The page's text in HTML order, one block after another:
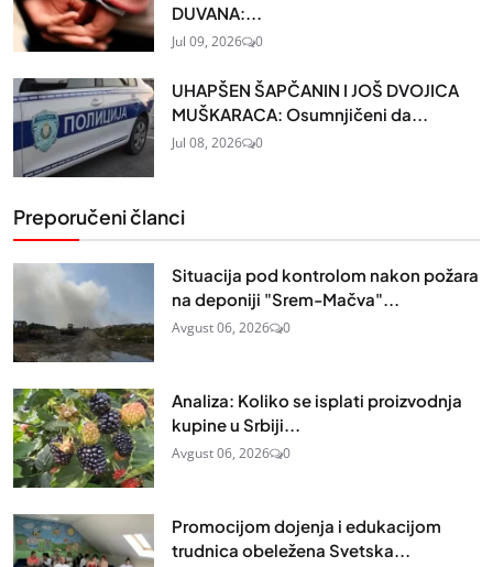
DUVANA:...
Jul 09, 2026 0
UHAPŠEN ŠAPČANIN I JOŠ DVOJICA
MUŠKARACA: Osumnjičeni da...
Jul 08, 2026 0
Preporučeni članci
Situacija pod kontrolom nakon požara
na deponiji "Srem-Mačva"...
Avgust 06, 2026 0
Analiza: Koliko se isplati proizvodnja
kupine u Srbiji...
Avgust 06, 2026 0
Promocijom dojenja i edukacijom
trudnica obeležena Svetska...